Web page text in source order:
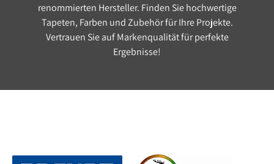
renommierten Hersteller. Finden Sie hochwertige
Tapeten, Farben und Zubehör für Ihre Projekte.
Vertrauen Sie auf Markenqualität für perfekte
Ergebnisse!